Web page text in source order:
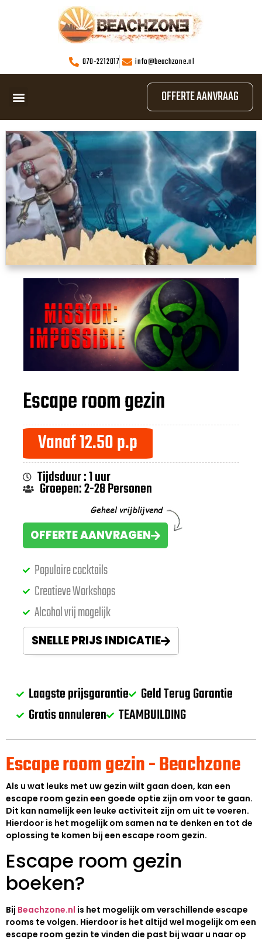
070-2212017 info@beachzone.nl
OFFERTE AANVRAAG
Escape room gezin
Vanaf 12.50 p.p
Tijdsduur : 1 uur
Groepen: 2-28 Personen
OFFERTE AANVRAGEN
Populaire cocktails
Creatieve Workshops
Alcohol vrij mogelijk
SNELLE PRIJS INDICATIE
Laagste prijsgarantie
Geld Terug Garantie
Gratis annuleren TEAMBUILDING
Escape room gezin - Beachzone
Als u wat leuks met uw gezin wilt gaan doen, kan een
escape room gezin een goede optie zijn om voor te gaan.
Dit kan namelijk een leuke activiteit zijn om uit te voeren.
Hierdoor is het mogelijk om samen na te denken en tot de
oplossing te komen bij een escape room gezin.
Escape room gezin
boeken?
Bij Beachzone.nl is het mogelijk om verschillende escape
rooms te volgen. Hierdoor is het altijd wel mogelijk om een
escape room gezin te vinden die past bij waar u naar op